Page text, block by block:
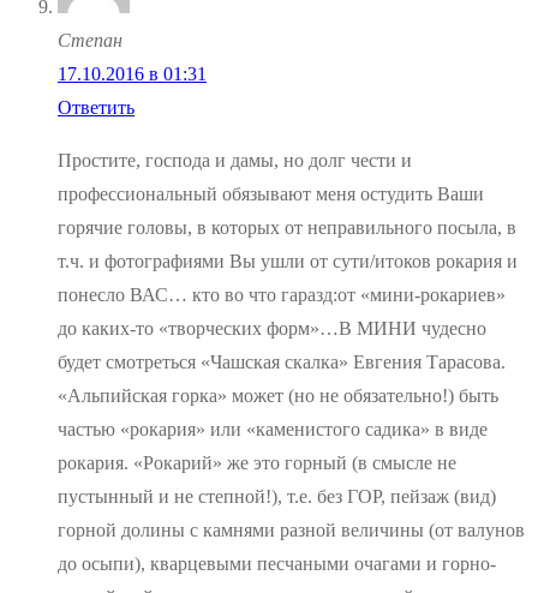
Степан
17.10.2016 в 01:31
Ответить
Простите, господа и дамы, но долг чести и
профессиональный обязывают меня остудить Ваши
горячие головы, в которых от неправильного посыла, в
т.ч. и фотографиями Вы ушли от сути/итоков рокария и
понесло ВАС… кто во что гаразд:от «мини-рокариев»
до каких-то «творческих форм»…В МИНИ чудесно
будет смотреться «Чашская скалка» Евгения Тарасова.
«Альпийская горка» может (но не обязательно!) быть
частью «рокария» или «каменистого садика» в виде
рокария. «Рокарий» же это горный (в смысле не
пустынный и не степной!), т.е. без ГОР, пейзаж (вид)
горной долины с камнями разной величины (от валунов
до осыпи), кварцевыми песчаными очагами и горно-